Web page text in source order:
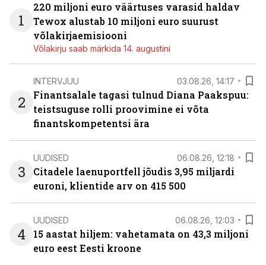
1
220 miljoni euro väärtuses varasid haldav
Tewox alustab 10 miljoni euro suurust
võlakirjaemisiooni
Võlakirju saab märkida 14. augustini
2
INTERVJUU 03.08.26, 14:17
Finantsalale tagasi tulnud Diana Paakspuu:
teistsuguse rolli proovimine ei võta
finantskompetentsi ära
3
UUDISED 06.08.26, 12:18
Citadele laenuportfell jõudis 3,95 miljardi
euroni, klientide arv on 415 500
4
UUDISED 06.08.26, 12:03
15 aastat hiljem: vahetamata on 43,3 miljoni
euro eest Eesti kroone